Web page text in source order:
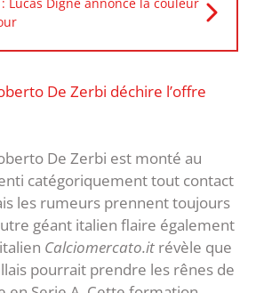
De Zerbi déchire l’offre
De Zerbi est monté au
catégoriquement tout contact
les rumeurs prennent toujours
géant italien flaire également
Calciomercato.it révèle que
pourrait prendre les rênes de